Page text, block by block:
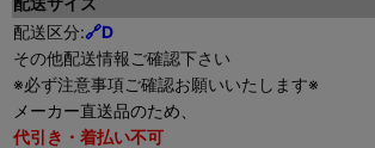
配送区分:🔗D
その他配送情報ご確認下さい
※必ず注意事項ご確認お願いいたします※
メーカー直送品のため、
代引き・着払い不可